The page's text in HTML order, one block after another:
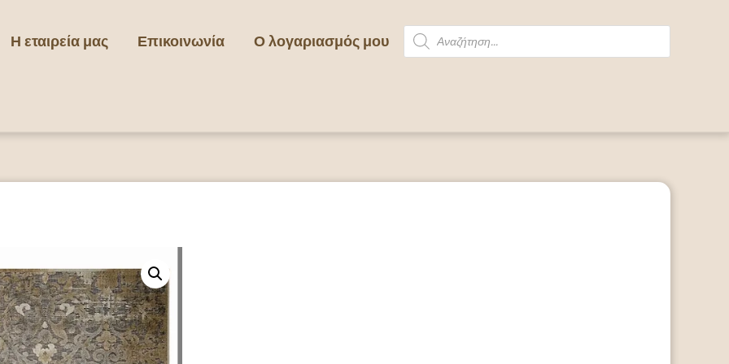
Η εταιρεία μας Επικοινωνία Ο λογαριασμός μου
Products
search